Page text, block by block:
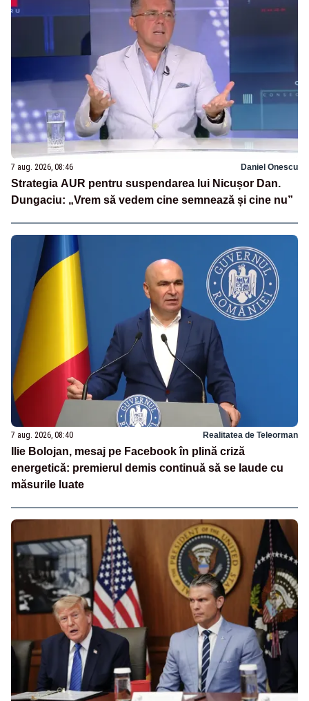
7 aug. 2026, 08:46 Daniel Onescu
Strategia AUR pentru suspendarea lui Nicușor Dan.
Dungaciu: „Vrem să vedem cine semnează și cine nu”
7 aug. 2026, 08:40 Realitatea de Teleorman
Ilie Bolojan, mesaj pe Facebook în plină criză
energetică: premierul demis continuă să se laude cu
măsurile luate